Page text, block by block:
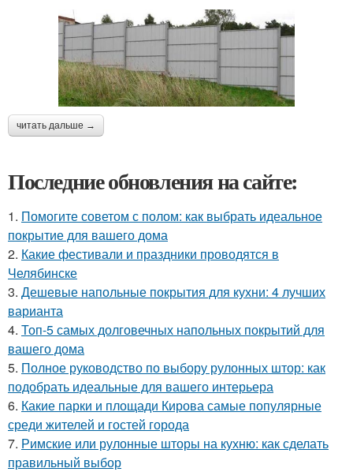
читать дальше →
Последние обновления на сайте:
1. Помогите советом с полом: как выбрать идеальное
покрытие для вашего дома
2. Какие фестивали и праздники проводятся в
Челябинске
3. Дешевые напольные покрытия для кухни: 4 лучших
варианта
4. Топ-5 самых долговечных напольных покрытий для
вашего дома
5. Полное руководство по выбору рулонных штор: как
подобрать идеальные для вашего интерьера
6. Какие парки и площади Кирова самые популярные
среди жителей и гостей города
7. Римские или рулонные шторы на кухню: как сделать
правильный выбор